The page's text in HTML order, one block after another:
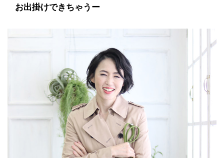
お出掛けできちゃうー